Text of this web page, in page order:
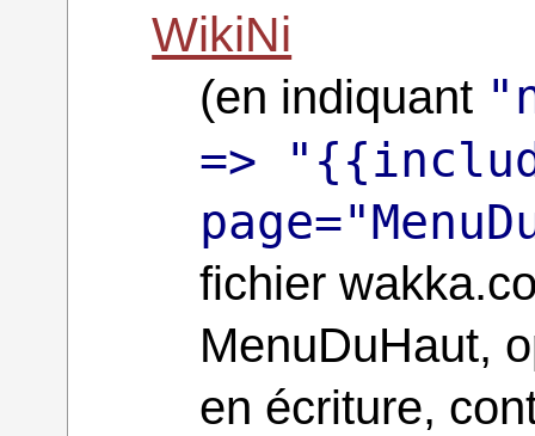
WikiNi
(en indiquant
=>
fichier
MenuDuHaut,
en écriture,